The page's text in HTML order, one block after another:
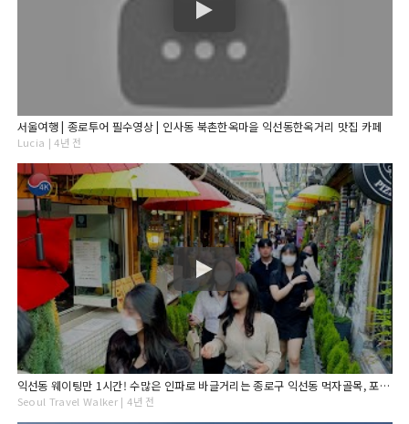
서울여행 | 종로투어 필수영상 | 인사동 북촌한옥마을 익선동한옥거리 맛집 카페
Lucia | 4년 전
익선동 웨이팅만 1시간! 수많은 인파로 바글거리는 종로구 익선동 먹자골목, 포차 거리 휴일 오후 풍경, 서울 종로 여행, 4K Seoul Korea Walk.
Seoul Travel Walker | 4년 전